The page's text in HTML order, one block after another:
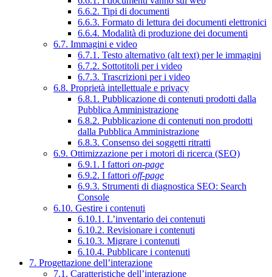
6.6.2. Tipi di documenti
6.6.3. Formato di lettura dei documenti elettronici
6.6.4. Modalità di produzione dei documenti
6.7. Immagini e video
6.7.1. Testo alternativo (alt text) per le immagini
6.7.2. Sottotitoli per i video
6.7.3. Trascrizioni per i video
6.8. Proprietà intellettuale e privacy
6.8.1. Pubblicazione di contenuti prodotti dalla
Pubblica Amministrazione
6.8.2. Pubblicazione di contenuti non prodotti
dalla Pubblica Amministrazione
6.8.3. Consenso dei soggetti ritratti
6.9. Ottimizzazione per i motori di ricerca (SEO)
6.9.1. I fattori on-page
6.9.2. I fattori off-page
6.9.3. Strumenti di diagnostica SEO: Search
Console
6.10. Gestire i contenuti
6.10.1. L’inventario dei contenuti
6.10.2. Revisionare i contenuti
6.10.3. Migrare i contenuti
6.10.4. Pubblicare i contenuti
7. Progettazione dell’interazione
7.1. Caratteristiche dell’interazione